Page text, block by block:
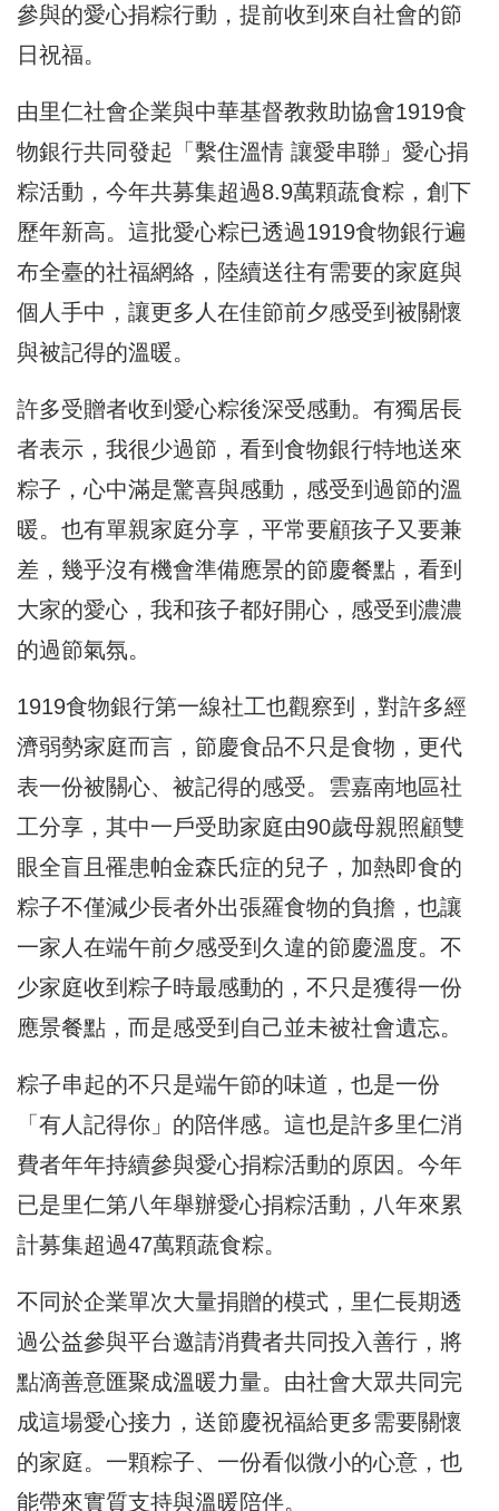
參與的愛心捐粽行動，提前收到來自社會的節
日祝福。
由里仁社會企業與中華基督教救助協會1919食
物銀行共同發起「繫住溫情 讓愛串聯」愛心捐
粽活動，今年共募集超過8.9萬顆蔬食粽，創下
歷年新高。這批愛心粽已透過1919食物銀行遍
布全臺的社福網絡，陸續送往有需要的家庭與
個人手中，讓更多人在佳節前夕感受到被關懷
與被記得的溫暖。
許多受贈者收到愛心粽後深受感動。有獨居長
者表示，我很少過節，看到食物銀行特地送來
粽子，心中滿是驚喜與感動，感受到過節的溫
暖。也有單親家庭分享，平常要顧孩子又要兼
差，幾乎沒有機會準備應景的節慶餐點，看到
大家的愛心，我和孩子都好開心，感受到濃濃
的過節氣氛。
1919食物銀行第一線社工也觀察到，對許多經
濟弱勢家庭而言，節慶食品不只是食物，更代
表一份被關心、被記得的感受。雲嘉南地區社
工分享，其中一戶受助家庭由90歲母親照顧雙
眼全盲且罹患帕金森氏症的兒子，加熱即食的
粽子不僅減少長者外出張羅食物的負擔，也讓
一家人在端午前夕感受到久違的節慶溫度。不
少家庭收到粽子時最感動的，不只是獲得一份
應景餐點，而是感受到自己並未被社會遺忘。
粽子串起的不只是端午節的味道，也是一份
「有人記得你」的陪伴感。這也是許多里仁消
費者年年持續參與愛心捐粽活動的原因。今年
已是里仁第八年舉辦愛心捐粽活動，八年來累
計募集超過47萬顆蔬食粽。
不同於企業單次大量捐贈的模式，里仁長期透
過公益參與平台邀請消費者共同投入善行，將
點滴善意匯聚成溫暖力量。由社會大眾共同完
成這場愛心接力，送節慶祝福給更多需要關懷
的家庭。一顆粽子、一份看似微小的心意，也
能帶來實質支持與溫暖陪伴。